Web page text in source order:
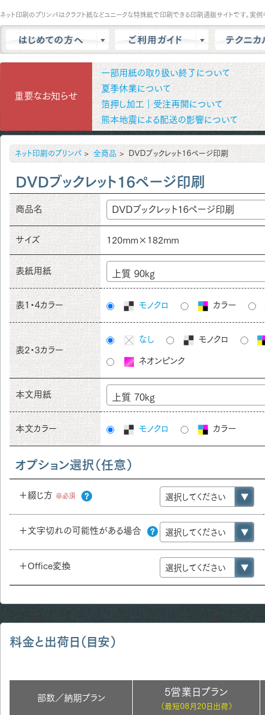
ネット印刷のプリンパはクラフト紙などユニークな特殊紙で印刷できる印刷通販サイトです。実例
よくある質問
お問い合わせ
会員登録・ポイント
商品選択・カート
支払方法
データ入稿
配送方法/料金
テンプレート
印刷の基礎
重要なお知らせ
一部用紙の取り扱い終了について
夏季休業について
箔押し加工｜受注再開について
熊本地震による配送の影響について
ネット印刷のプリンパ 全商品 DVDブックレット16ページ印刷
DVDブックレット16ページ印刷
商品名
サイズ 120mm×182mm
表紙用紙 上質 90kg
表1・4カラー モノクロ カラー
表2・3カラー
なし モノクロ
ネオンピンク
本文用紙 上質 70kg
本文カラー モノクロ カラー
オプション選択（任意）
＋綴じ方 ※必須
＋文字切れの可能性がある場合
＋Office変換
料金と出荷日（目安）
部数／ 納期プラン
5営業日プラン
（最短08月20日出荷）